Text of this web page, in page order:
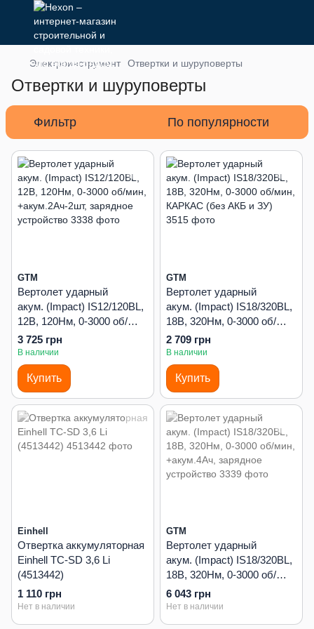
Электроинструмент Отвертки и шуруповерты
Отвертки и шуруповерты
Фильтр По популярности
GTM
Вертолет ударный
акум. (Impact) IS12/120BL,
12В, 120Нм, 0-3000 об/
мин, +акум.2Ач-2шт,
зарядное устройство
3 725 грн
В наличии
Купить
GTM
Вертолет ударный
акум. (Impact) IS18/320BL,
18В, 320Нм, 0-3000 об/
мин, КАРКАС (без АКБ и
ЗУ)
2 709 грн
В наличии
Купить
Einhell
Отвертка аккумуляторная
Einhell TC-SD 3,6 Li
(4513442)
1 110 грн
Нет в наличии
GTM
Вертолет ударный
акум. (Impact) IS18/320BL,
18В, 320Нм, 0-3000 об/
мин, +акум.4Ач, зарядное
устройство
6 043 грн
Нет в наличии